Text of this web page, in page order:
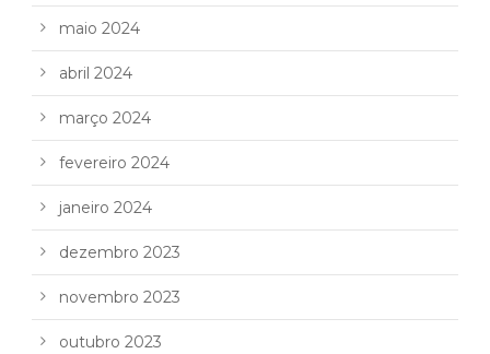
maio 2024
abril 2024
março 2024
fevereiro 2024
janeiro 2024
dezembro 2023
novembro 2023
outubro 2023